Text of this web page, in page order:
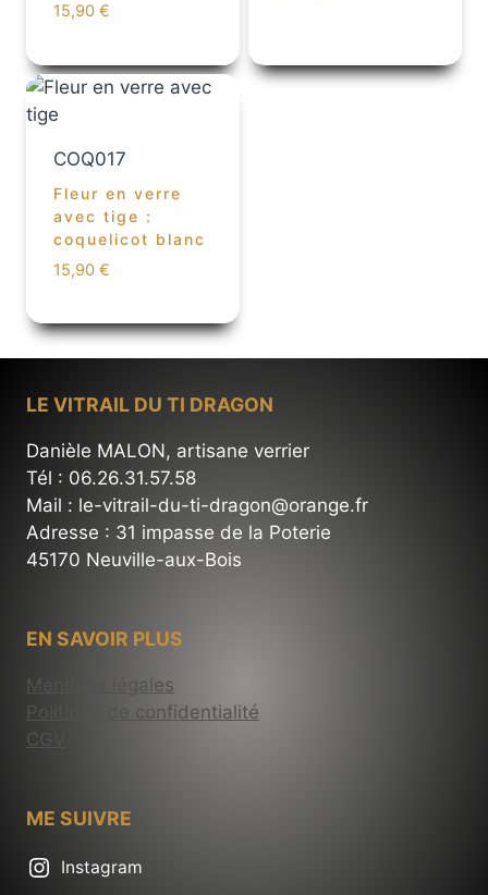
15,90 €
COQ017
Fleur en verre
avec tige :
coquelicot blanc
15,90 €
LE VITRAIL DU TI DRAGON
Danièle MALON, artisane verrier
Tél : 06.26.31.57.58
Mail : le-vitrail-du-ti-dragon@orange.fr
Adresse : 31 impasse de la Poterie
45170 Neuville-aux-Bois
EN SAVOIR PLUS
Mentions légales
Politique de confidentialité
CGV
ME SUIVRE
Instagram